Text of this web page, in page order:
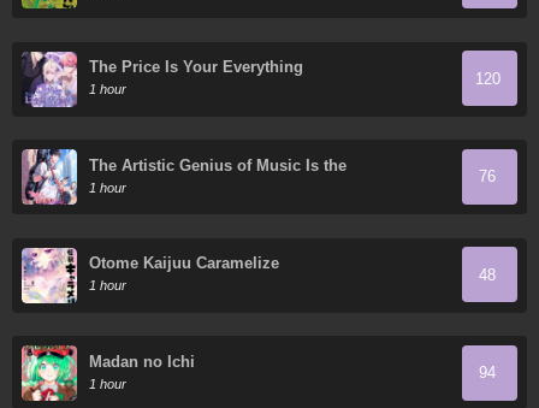
The Price Is Your Everything
1 hour
120
The Artistic Genius of Music Is the
Reincarnation of Paganini
1 hour
76
Otome Kaijuu Caramelize
1 hour
48
Madan no Ichi
1 hour
94